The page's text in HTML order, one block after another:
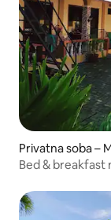
Privatna soba –
Bed & breakfast